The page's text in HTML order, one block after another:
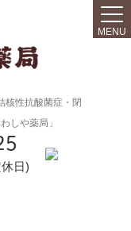
核性抗酸菌症・閉
しや薬局」
日)
MENU